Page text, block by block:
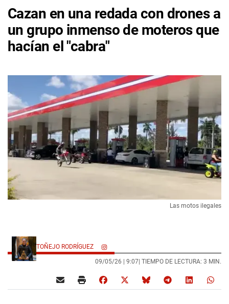
Cazan en una redada con drones a
un grupo inmenso de moteros que
hacían el "cabra"
Las motos ilegales
TOÑEJO RODRÍGUEZ
09/05/26 | 9:07 | TIEMPO DE LECTURA: 3 MIN.